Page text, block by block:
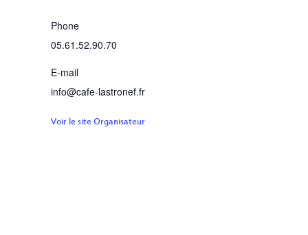
Phone
05.61.52.90.70
E-mail
info@cafe-lastronef.fr
Voir le site Organisateur